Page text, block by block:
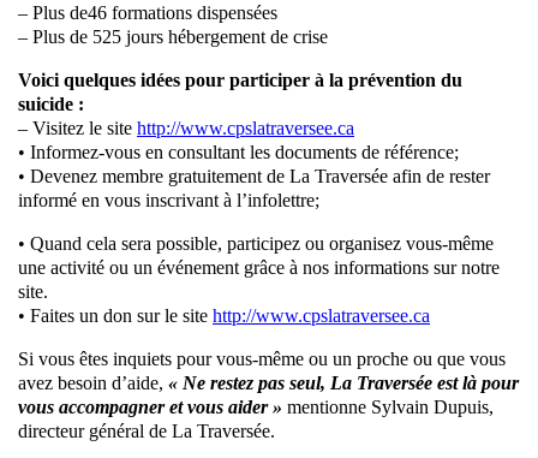
– Plus de46 formations dispensées
– Plus de 525 jours hébergement de crise
Voici quelques idées pour participer à la prévention du
suicide :
– Visitez le site http://www.cpslatraversee.ca
• Informez-vous en consultant les documents de référence;
• Devenez membre gratuitement de La Traversée afin de rester
informé en vous inscrivant à l’infolettre;
• Quand cela sera possible, participez ou organisez vous-même
une activité ou un événement grâce à nos informations sur notre
site.
• Faites un don sur le site http://www.cpslatraversee.ca
Si vous êtes inquiets pour vous-même ou un proche ou que vous
avez besoin d’aide, « Ne restez pas seul, La Traversée est là pour
vous accompagner et vous aider » mentionne Sylvain Dupuis,
directeur général de La Traversée.